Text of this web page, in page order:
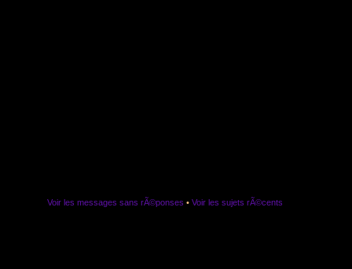
Voir les messages sans rÃ©ponses • Voir les sujets rÃ©cents